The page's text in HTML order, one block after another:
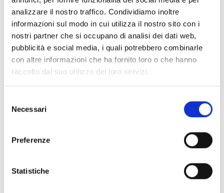
analizzare il nostro traffico. Condividiamo inoltre
informazioni sul modo in cui utilizza il nostro sito con i
nostri partner che si occupano di analisi dei dati web,
pubblicità e social media, i quali potrebbero combinarle
con altre informazioni che ha fornito loro o che hanno
raccolto dal suo utilizzo dei loro servizi.
delNecessari
Preferenze
Statistiche
i membri ed è attrezzata con frigorifero, forno a